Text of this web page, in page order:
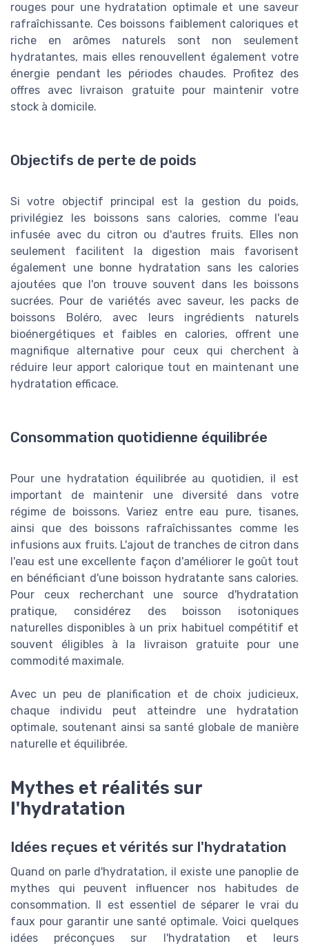
rouges pour une hydratation optimale et une saveur
rafraîchissante. Ces boissons faiblement caloriques et
riche en arômes naturels sont non seulement
hydratantes, mais elles renouvellent également votre
énergie pendant les périodes chaudes. Profitez des
offres avec livraison gratuite pour maintenir votre
stock à domicile.
Objectifs de perte de poids
Si votre objectif principal est la gestion du poids,
privilégiez les boissons sans calories, comme l'eau
infusée avec du citron ou d'autres fruits. Elles non
seulement facilitent la digestion mais favorisent
également une bonne hydratation sans les calories
ajoutées que l'on trouve souvent dans les boissons
sucrées. Pour de variétés avec saveur, les packs de
boissons Boléro, avec leurs ingrédients naturels
bioénergétiques et faibles en calories, offrent une
magnifique alternative pour ceux qui cherchent à
réduire leur apport calorique tout en maintenant une
hydratation efficace.
Consommation quotidienne équilibrée
Pour une hydratation équilibrée au quotidien, il est
important de maintenir une diversité dans votre
régime de boissons. Variez entre eau pure, tisanes,
ainsi que des boissons rafraîchissantes comme les
infusions aux fruits. L'ajout de tranches de citron dans
l'eau est une excellente façon d'améliorer le goût tout
en bénéficiant d'une boisson hydratante sans calories.
Pour ceux recherchant une source d'hydratation
pratique, considérez des boisson isotoniques
naturelles disponibles à un prix habituel compétitif et
souvent éligibles à la livraison gratuite pour une
commodité maximale.
Avec un peu de planification et de choix judicieux,
chaque individu peut atteindre une hydratation
optimale, soutenant ainsi sa santé globale de manière
naturelle et équilibrée.
Mythes et réalités sur
l'hydratation
Idées reçues et vérités sur l'hydratation
Quand on parle d'hydratation, il existe une panoplie de
mythes qui peuvent influencer nos habitudes de
consommation. Il est essentiel de séparer le vrai du
faux pour garantir une santé optimale. Voici quelques
idées préconçues sur l'hydratation et leurs